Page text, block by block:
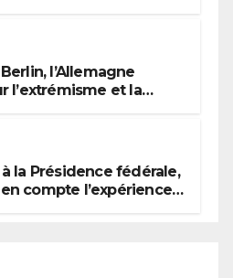
l’Allemagne
l’extrémisme et la
la Présidence fédérale,
compte l’expérience